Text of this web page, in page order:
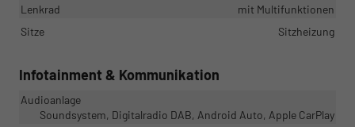
Lenkrad
mit Multifunktionen
Sitze
Sitzheizung
Infotainment & Kommunikation
Audioanlage
Soundsystem, Digitalradio DAB, Android Auto, Apple CarPlay